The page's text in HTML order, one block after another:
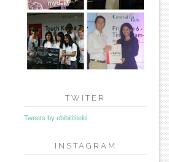
TWITER
Tweets by ebibitititeliti
INSTAGRAM